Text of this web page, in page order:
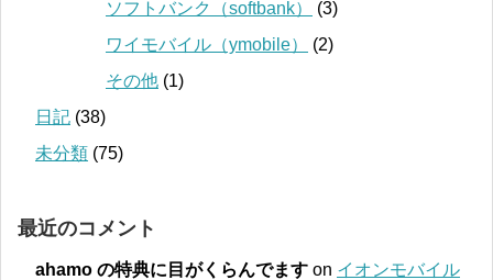
ソフトバンク（softbank）
(3)
ワイモバイル（ymobile）
(2)
その他 (1)
日記 (38)
未分類 (75)
最近のコメント
ahamo の特典に目がくらんでます on イオンモバイル